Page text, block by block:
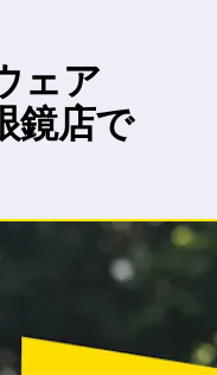
ェア
鏡店で